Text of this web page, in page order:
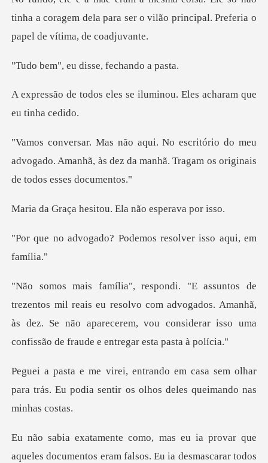
tinha a coragem dela para ser o vilão princ
u disse, fech
s se iluminou. Eles acha
do meu
advogado. Amanhã, às dez da manhã. Tr
esitou. Ela não
? Podemos resolver i
s eu resolvo com advogados. Amanhã,
às dez. Se não aparecerem, vou co
sa sem olhar
para trás. Eu podia sentir o
Eu ia desmascarar todos